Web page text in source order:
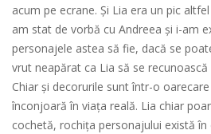
acum pe ecrane. Și Lia era un pic
am stat de vorbă cu Andreea și i-am
personajele astea să fie, dacă se
vrut neapărat ca Lia să se
Chiar și decorurile sunt într-o
înconjoară în viața reală. Lia chiar
cochetă, rochița personajului există în